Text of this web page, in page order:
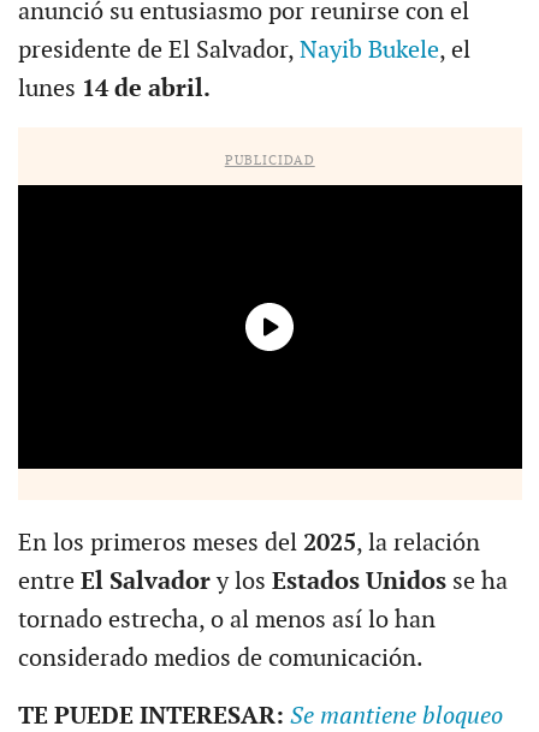
anunció su entusiasmo por reunirse con el
presidente de El Salvador, Nayib Bukele, el
lunes 14 de abril.
PUBLICIDAD
En los primeros meses del 2025, la relación
entre El Salvadory los Estados Unidosse ha
tornado estrecha, o al menos así lo han
considerado medios de comunicación.
TE PUEDE INTERESAR: Se mantiene bloqueo